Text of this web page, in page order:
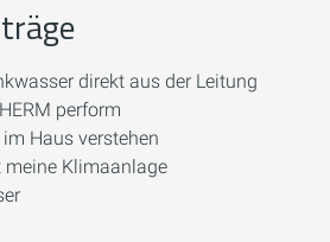
direkt aus der Leitung
perform
Haus verstehen
Klimaanlage